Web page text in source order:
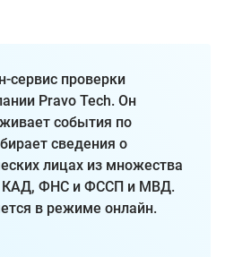
сервис проверки
Pravo Tech. Он
события по
сведения о
лицах из множества
КАД, ФНС и ФССП и МВД.
в режиме онлайн.